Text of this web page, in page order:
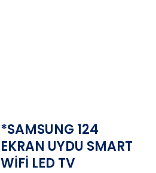
*SAMSUNG 124
EKRAN UYDU SMART
WİFİ LED TV